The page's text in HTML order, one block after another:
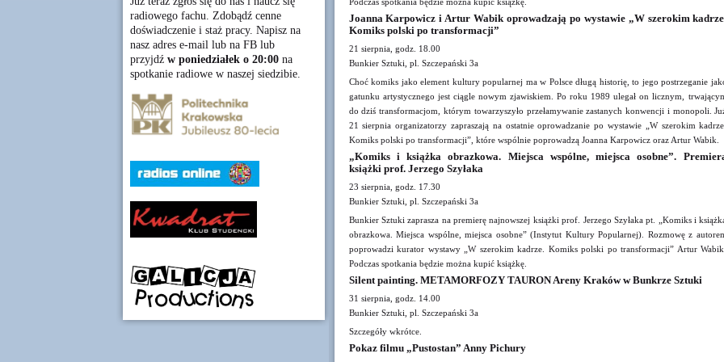
radiowego fachu. Zdobądź cenne
doświadczenie i staż pracy. Napisz na
nasz adres e-mail lub na FB lub
przyjdź w poniedziałek o 20:00na
spotkanie radiowe w naszej siedzibie.
Joanna Karpowicz i Artur Wabik oprowadzają po wystawie „W szerokim
Komiks polski po transformacji”
21 sierpnia, godz. 18.00
Bunkier Sztuki, pl. Szczepański 3a
Choć komiks jako element kultury popularnej ma w Polsce długą historię, to jego postrzeganie
gatunku artystycznego jest ciągle nowym zjawiskiem. Po roku 1989 ulegał on licznym,
do dziś transformacjom, którym towarzyszyło przełamywanie zastanych konwencji i monopoli.
21 sierpnia organizatorzy zapraszają na ostatnie oprowadzanie po wystawie „W szerokim kadrze.
Komiks polski po transformacji”, które wspólnie poprowadzą Joanna Karpowicz oraz Artur Wabik.
„Komiks i książka obrazkowa. Miejsca wspólne, miejsca osobne”.
książki prof. Jerzego Szyłaka
23 sierpnia, godz. 17.30
Bunkier Sztuki, pl. Szczepański 3a
Bunkier Sztuki zaprasza na premierę najnowszej książki prof. Jerzego Szyłaka pt. „Komiks i
obrazkowa. Miejsca wspólne, miejsca osobne” (Instytut Kultury Popularnej). Rozmowę z
poprowadzi kurator wystawy „W szerokim kadrze. Komiks polski po transformacji” Artur Wabik.
Podczas spotkania będzie można kupić książkę.
Silent painting. METAMORFOZY TAURON Areny Kraków w Bunkrze Sztuki
31 sierpnia, godz. 14.00
Bunkier Sztuki, pl. Szczepański 3a
Szczegóły wkrótce.
Pokaz filmu „Pustostan” Anny Pichury